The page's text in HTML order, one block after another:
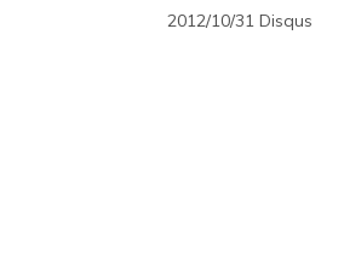
2012/10/31 Disqus